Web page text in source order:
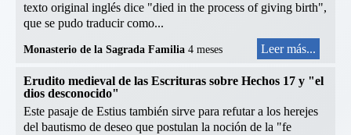
texto original inglés dice "died in the process of giving birth",
que se pudo traducir como...
Monasterio de la Sagrada Familia 4 meses Leer más...
Erudito medieval de las Escrituras sobre Hechos 17 y "el
dios desconocido"
Este pasaje de Estius también sirve para refutar a los herejes
del bautismo de deseo que postulan la noción de la "fe